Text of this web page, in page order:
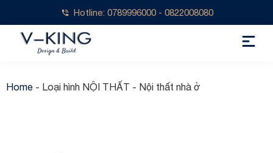
Hotline: 0789996000 - 0822008080
Home - Loại hình NỘI THẤT - Nội thất nhà ở